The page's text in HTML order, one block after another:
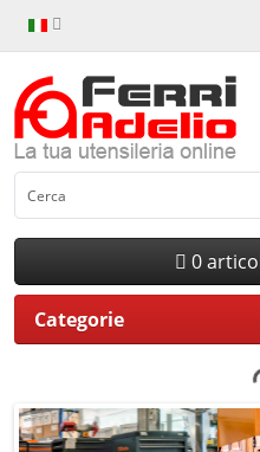
0
Categorie